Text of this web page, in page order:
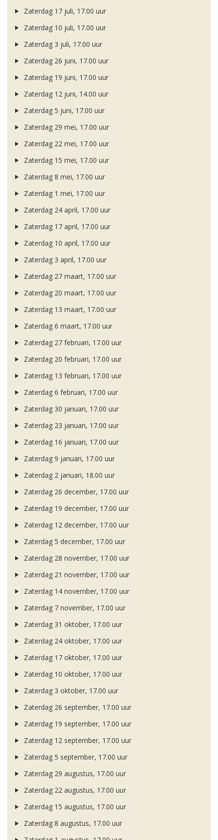
Zaterdag 17 juli, 17.00 uur
Zaterdag 10 juli, 17.00 uur
Zaterdag 3 juli, 17.00 uur
Zaterdag 26 juni, 17.00 uur
Zaterdag 19 juni, 17.00 uur
Zaterdag 12 juni, 14.00 uur
Zaterdag 5 juni, 17.00 uur
Zaterdag 29 mei, 17.00 uur
Zaterdag 22 mei, 17.00 uur
Zaterdag 15 mei, 17.00 uur
Zaterdag 8 mei, 17.00 uur
Zaterdag 1 mei, 17.00 uur
Zaterdag 24 april, 17.00 uur
Zaterdag 17 april, 17.00 uur
Zaterdag 10 april, 17.00 uur
Zaterdag 3 april, 17.00 uur
Zaterdag 27 maart, 17.00 uur
Zaterdag 20 maart, 17.00 uur
Zaterdag 13 maart, 17.00 uur
Zaterdag 6 maart, 17.00 uur
Zaterdag 27 februari, 17.00 uur
Zaterdag 20 februari, 17.00 uur
Zaterdag 13 februari, 17.00 uur
Zaterdag 6 februari, 17.00 uur
Zaterdag 30 januari, 17.00 uur
Zaterdag 23 januari, 17.00 uur
Zaterdag 16 januari, 17.00 uur
Zaterdag 9 januari, 17.00 uur
Zaterdag 2 januari, 18.00 uur
Zaterdag 26 december, 17.00 uur
Zaterdag 19 december, 17.00 uur
Zaterdag 12 december, 17.00 uur
Zaterdag 5 december, 17.00 uur
Zaterdag 28 november, 17.00 uur
Zaterdag 21 november, 17.00 uur
Zaterdag 14 november, 17.00 uur
Zaterdag 7 november, 17.00 uur
Zaterdag 31 oktober, 17.00 uur
Zaterdag 24 oktober, 17.00 uur
Zaterdag 17 oktober, 17.00 uur
Zaterdag 10 oktober, 17.00 uur
Zaterdag 3 oktober, 17.00 uur
Zaterdag 26 september, 17.00 uur
Zaterdag 19 september, 17.00 uur
Zaterdag 12 september, 17.00 uur
Zaterdag 5 september, 17.00 uur
Zaterdag 29 augustus, 17.00 uur
Zaterdag 22 augustus, 17.00 uur
Zaterdag 15 augustus, 17.00 uur
Zaterdag 8 augustus, 17.00 uur